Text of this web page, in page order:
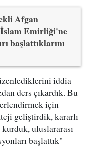
Afgan
Emirliği'ne
başlattıklarını
iddia
ders çıkardık. Bu
için
geliştirdik, kararlı
uluslararası
başlattık"